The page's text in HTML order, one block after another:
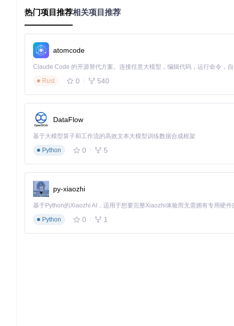
问题
传统标签添加方式
准确性
批量处理能力
💡 实用小贴士：在安装和使用过程中，遇到问题可查阅项目的官
ComfyUI-WD14-Tagger
A ComfyUI extension allowing for the interrogation of booru
热门项目推荐相关项目推荐
atomcode
Rust
0 540
DataFlow
基于大模型算子和工作流的高效文本大模型训练数据合成框架
Python
0 5
py-xiaozhi
Python
0 1